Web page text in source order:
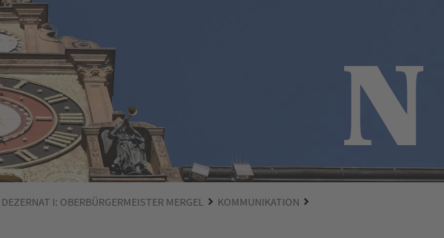
DEZERNAT I: OBERBÜRGERMEISTER MERGEL
KOMMUNIKATION